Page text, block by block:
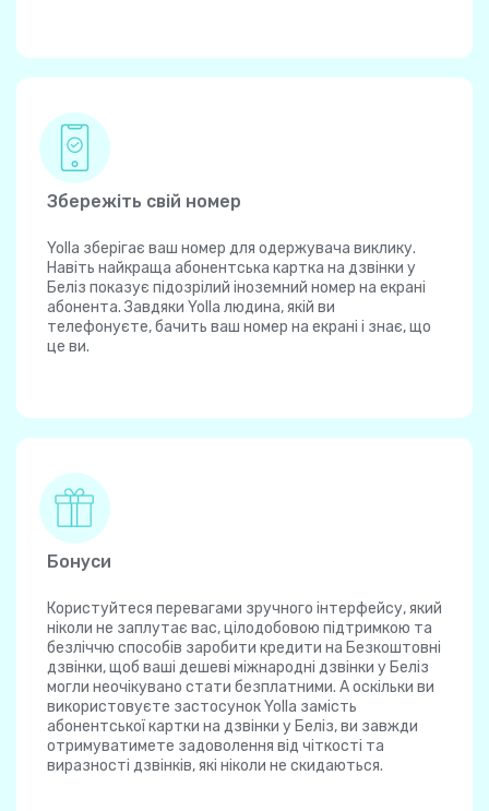
Збережіть свій номер
Yolla зберігає ваш номер для одержувача виклику.
Навіть найкраща абонентська картка на дзвінки у
Беліз показує підозрілий іноземний номер на екрані
абонента. Завдяки Yolla людина, якій ви
телефонуєте, бачить ваш номер на екрані і знає, що
це ви.
Бонуси
Користуйтеся перевагами зручного інтерфейсу, який
ніколи не заплутає вас, цілодобовою підтримкою та
безліччю способів заробити кредити на Безкоштовні
дзвінки, щоб ваші дешеві міжнародні дзвінки у Беліз
могли неочікувано стати безплатними. А оскільки ви
використовуєте застосунок Yolla замість
абонентської картки на дзвінки у Беліз, ви завжди
отримуватимете задоволення від чіткості та
виразності дзвінків, які ніколи не скидаються.